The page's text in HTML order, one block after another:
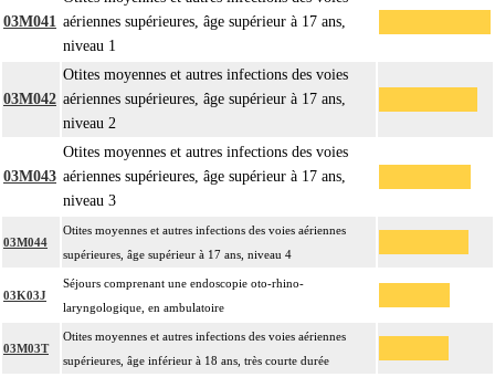
03M041 aériennes supérieures, âge supérieur à 17 ans,
niveau 1
03M042
Otites moyennes et autres infections des voies
aériennes supérieures, âge supérieur à 17 ans,
niveau 2
03M043
Otites moyennes et autres infections des voies
aériennes supérieures, âge supérieur à 17 ans,
niveau 3
03M044
Otites moyennes et autres infections des voies aériennes
supérieures, âge supérieur à 17 ans, niveau 4
03K03J
Séjours comprenant une endoscopie oto-rhino-
laryngologique, en ambulatoire
03M03T
Otites moyennes et autres infections des voies aériennes
supérieures, âge inférieur à 18 ans, très courte durée